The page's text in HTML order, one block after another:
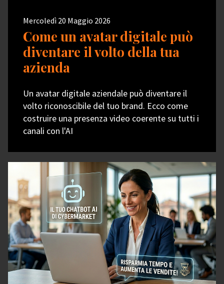
Mercoledì 20 Maggio 2026
Come un avatar digitale può
diventare il volto della tua
azienda
Un avatar digitale aziendale può diventare il
volto riconoscibile del tuo brand. Ecco come
costruire una presenza video coerente su tutti i
canali con l'AI